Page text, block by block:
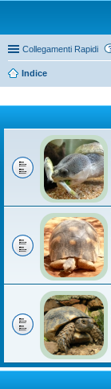
Collegamenti Rapidi
Indice